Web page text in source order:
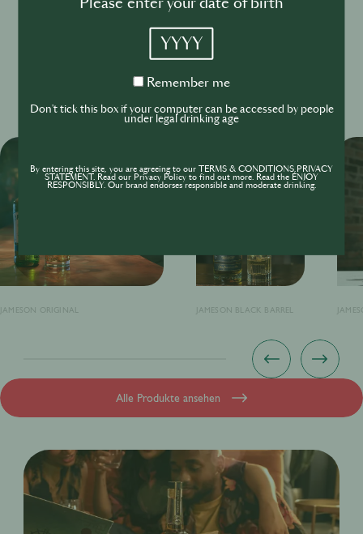
Mehr erfahren? Besuche unten den „Jameson HOSTS
Jameson HOSTS
JAMESON ORIGINAL JAMESON BLACK BARREL
Alle Produkte ansehen
Please enter your date of birth
YYYY
Remember
Remember me
Don't tick this box if your computer can be accessed by people
under legal drinking age
By entering this site, you are agreeing to our TERMS & CONDITIONS,PRIVACY
STATEMENT. Read our Privacy Policy to find out more. Read the ENJOY
RESPONSIBLY. Our brand endorses responsible and moderate drinking.